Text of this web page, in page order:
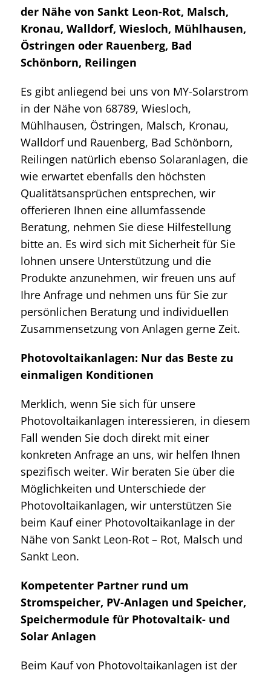
der Nähe von Sankt Leon-Rot, Malsch,
Kronau, Walldorf, Wiesloch, Mühlhausen,
Östringen oder Rauenberg, Bad
Schönborn, Reilingen
Es gibt anliegend bei uns von MY-Solarstrom
in der Nähe von 68789, Wiesloch,
Mühlhausen, Östringen, Malsch, Kronau,
Walldorf und Rauenberg, Bad Schönborn,
Reilingen natürlich ebenso Solaranlagen, die
wie erwartet ebenfalls den höchsten
Qualitätsansprüchen entsprechen, wir
offerieren Ihnen eine allumfassende
Beratung, nehmen Sie diese Hilfestellung
bitte an. Es wird sich mit Sicherheit für Sie
lohnen unsere Unterstützung und die
Produkte anzunehmen, wir freuen uns auf
Ihre Anfrage und nehmen uns für Sie zur
persönlichen Beratung und individuellen
Zusammensetzung von Anlagen gerne Zeit.
Photovoltaikanlagen: Nur das Beste zu
einmaligen Konditionen
Merklich, wenn Sie sich für unsere
Photovoltaikanlagen interessieren, in diesem
Fall wenden Sie doch direkt mit einer
konkreten Anfrage an uns, wir helfen Ihnen
spezifisch weiter. Wir beraten Sie über die
Möglichkeiten und Unterschiede der
Photovoltaikanlagen, wir unterstützen Sie
beim Kauf einer Photovoltaikanlage in der
Nähe von Sankt Leon-Rot – Rot, Malsch und
Sankt Leon.
Kompetenter Partner rund um
Stromspeicher, PV-Anlagen und Speicher,
Speichermodule für Photovaltaik- und
Solar Anlagen
Beim Kauf von Photovoltaikanlagen ist der